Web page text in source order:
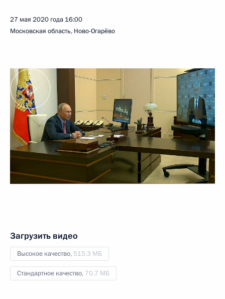
27 мая 2020 года 16:00
Московская область, Ново-Огарёво
Загрузить видео
Высокое качество, 515.3 МБ
Стандартное качество, 70.7 МБ